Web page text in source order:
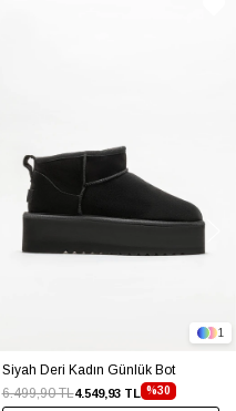
Siyah Deri Kadın Günlük Bot
%30
4.549,93 TL
6.499,90 TL
1